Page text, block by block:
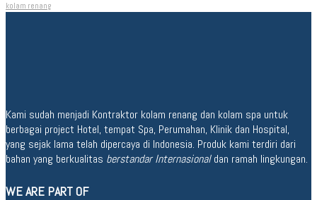
kolam renang
Kami sudah menjadi Kontraktor kolam renang dan kolam spa untuk
berbagai project Hotel, tempat Spa, Perumahan, Klinik dan Hospital,
yang sejak lama telah dipercaya di Indonesia. Produk kami terdiri dari
bahan yang berkualitas berstandar Internasionaldan ramah lingkungan.
WE ARE PART OF